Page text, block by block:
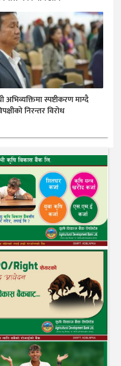
अभिव्यक्तिमा स्पष्टीकरण माग्दै
निरन्तर विरोध